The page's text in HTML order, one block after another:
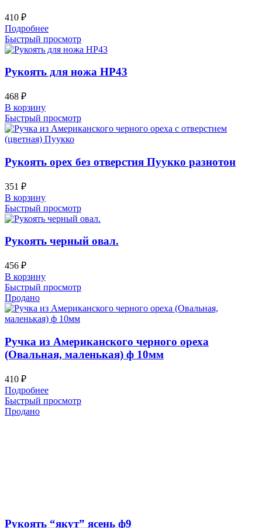
410 ₽
Подробнее
Быстрый просмотр
Рукоять для ножа НР43
468 ₽
В корзину
Быстрый просмотр
Рукоять орех без отверстия Пуукко разнотон
351 ₽
В корзину
Быстрый просмотр
Рукоять черный овал.
456 ₽
В корзину
Быстрый просмотр
Продано
Ручка из Американского черного ореха
(Овальная, маленькая) ф 10мм
410 ₽
Подробнее
Быстрый просмотр
Продано
Рукоять “якут” ясень ф9